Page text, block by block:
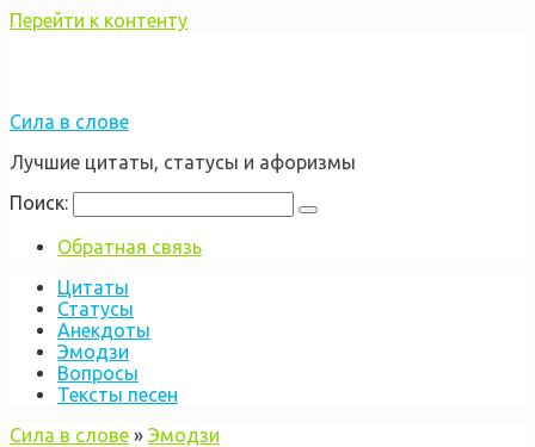
Перейти к контенту
Сила в слове
Лучшие цитаты, статусы и афоризмы
Поиск:
Обратная связь
Цитаты
Статусы
Анекдоты
Эмодзи
Вопросы
Тексты песен
Сила в слове » Эмодзи